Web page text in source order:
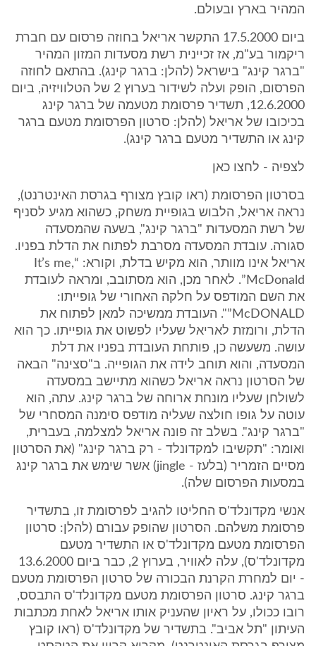
המהיר בארץ ובעולם.
ביום 17.5.2000 התקשר אריאל בחוזה פרסום עם חברת
ריקמור בע"מ, אז זכיינית רשת מסעדות המזון המהיר
"ברגר קינג" בישראל (להלן: ברגר קינג). בהתאם לחוזה
הפרסום, הופק ועלה לשידור בערוץ 2 של הטלוויזיה, ביום
12.6.2000, תשדיר פרסומת מטעמה של ברגר קינג
בכיכובו של אריאל (להלן: סרטון הפרסומת מטעם ברגר
קינג או התשדיר מטעם ברגר קינג).
לצפיה - לחצו כאן
בסרטון הפרסומת (ראו קובץ מצורף בגרסת האינטרנט),
נראה אריאל, הלבוש בגופיית משחק, כשהוא מגיע לסניף
של רשת המסעדות "ברגר קינג", בשעה שהמסעדה
סגורה. עובדת המסעדה מסרבת לפתוח את הדלת בפניו.
אריאל אינו מוותר, הוא מקיש בדלת, וקורא: “It’s me,
McDonald”. לאחר מכן, הוא מסתובב, ומראה לעובדת
את השם המודפס על חלקה האחורי של גופייתו:
McDONALD”". העובדת ממשיכה למאן לפתוח את
הדלת, ורומזת לאריאל שעליו לפשוט את גופייתו. כך הוא
עושה. משעשה כן, פותחת העובדת בפניו את דלת
המסעדה, והוא תוחב לידה את הגופייה. ב"סצינה" הבאה
של הסרטון נראה אריאל כשהוא מתיישב במסעדה
לשולחן שעליו מונחת ארוחה של ברגר קינג. עתה, הוא
עוטה על גופו חולצה שעליה מודפס סימנה המסחרי של
"ברגר קינג". בשלב זה פונה אריאל למצלמה, בעברית,
ואומר: "תקשיבו למקדונלד - רק ברגר קינג" (את הסרטון
מסיים הזמריר (בלעז - jingle) אשר שימש את ברגר קינג
במסעות הפרסום שלה).
אנשי מקדונלד'ס החליטו להגיב לפרסומת זו, בתשדיר
פרסומת משלהם. הסרטון שהופק עבורם (להלן: סרטון
הפרסומת מטעם מקדונלד'ס או התשדיר מטעם
מקדונלד'ס), עלה לאוויר, בערוץ 2, כבר ביום 13.6.2000
- יום למחרת הקרנת הבכורה של סרטון הפרסומת מטעם
ברגר קינג. סרטון הפרסומת מטעם מקדונלד'ס התבסס,
רובו ככולו, על ראיון שהעניק אותו אריאל לאחת מכתבות
העיתון "תל אביב". בתשדיר של מקדונלד'ס (ראו קובץ